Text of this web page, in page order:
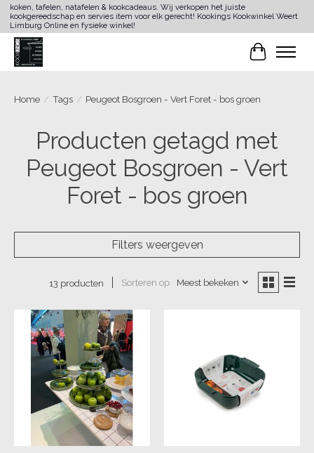
koken, tafelen, natafelen & kookcadeaus. Wij verkopen het juiste
kookgereedschap en servies item voor elk gerecht! Kookings Kookwinkel Weert
Limburg Online en fysieke winkel!
Home / Tags / Peugeot Bosgroen - Vert Foret - bos groen
Producten getagd met
Peugeot Bosgroen - Vert
Foret - bos groen
Filters weergeven
13 producten Sorteren op Meest bekeken